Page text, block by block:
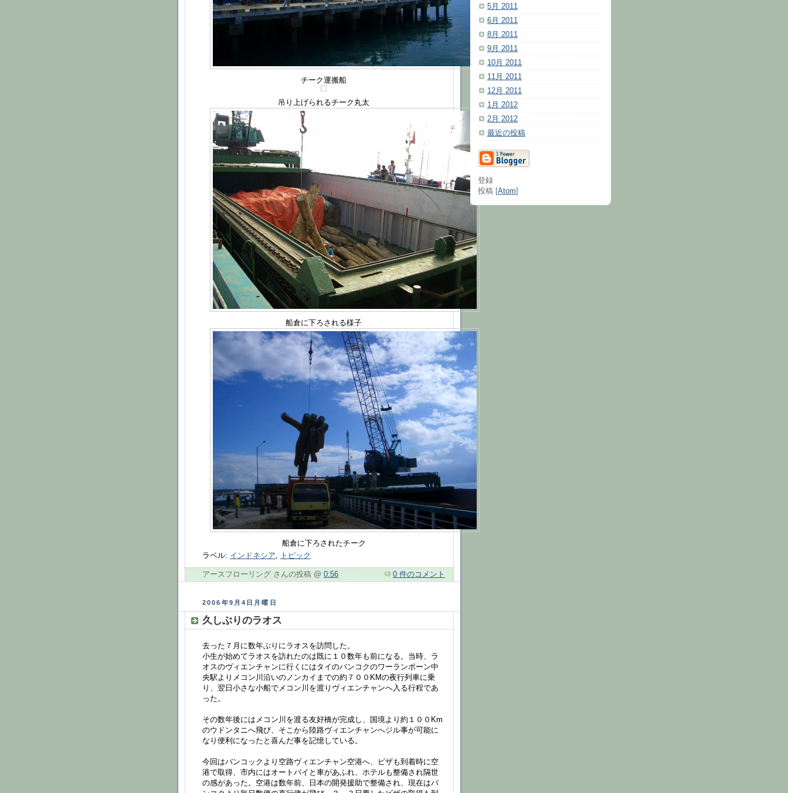
チーク運搬船
吊り上げられるチーク丸太
船倉に下ろされる様子
船倉に下ろされたチーク
ラベル: インドネシア, トピック
アースフローリング さんの投稿 @ 0:56 0 件のコメント
2006年9月4日月曜日
久しぶりのラオス
去った７月に数年ぶりにラオスを訪問した。
小生が始めてラオスを訪れたのは既に１０数年も前になる。当時、ラ
オスのヴィエンチャンに行くにはタイのバンコクのワーランポーン中
央駅よりメコン川沿いのノンカイまでの約７００KMの夜行列車に乗
り、翌日小さな小船でメコン川を渡りヴィエンチャンへ入る行程であ
った。
その数年後にはメコン川を渡る友好橋が完成し、国境より約１００Km
のウドンタニへ飛び、そこから陸路ヴィエンチャンへジル事が可能に
なり便利になったと喜んだ事を記憶している。
今回はバンコックより空路ヴィエンチャン空港へ、ビザも到着時に空
港で取得、市内にはオートバイと車があふれ、ホテルも整備され隔世
の感があった。空港は数年前、日本の開発援助で整備され、現在はバ
5月 2011
6月 2011
8月 2011
9月 2011
10月 2011
11月 2011
12月 2011
1月 2012
2月 2012
最近の投稿
登録
投稿 [Atom]